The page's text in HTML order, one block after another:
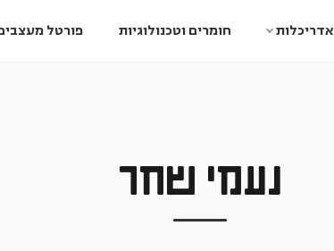
אדריכלות חומרים וטכנולוגיות פורטל
נעמי שחר